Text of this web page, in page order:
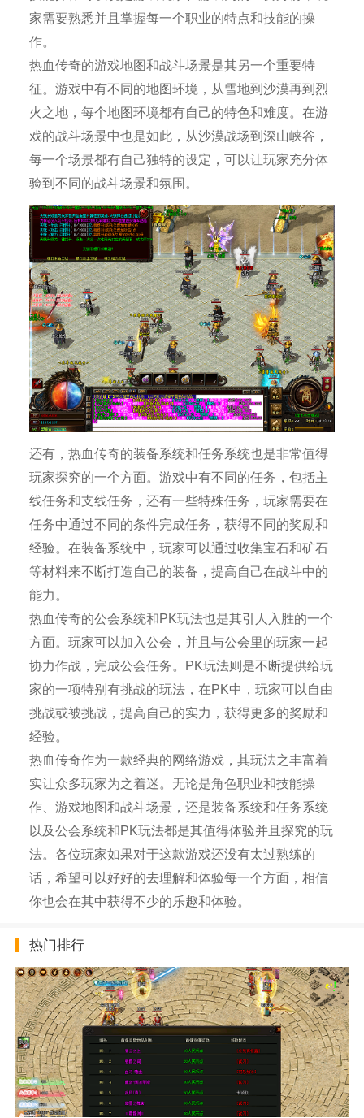
家需要熟悉并且掌握每一个职业的特点和技能的操
作。
热血传奇的游戏地图和战斗场景是其另一个重要特
征。游戏中有不同的地图环境，从雪地到沙漠再到烈
火之地，每个地图环境都有自己的特色和难度。在游
戏的战斗场景中也是如此，从沙漠战场到深山峡谷，
每一个场景都有自己独特的设定，可以让玩家充分体
验到不同的战斗场景和氛围。
还有，热血传奇的装备系统和任务系统也是非常值得
玩家探究的一个方面。游戏中有不同的任务，包括主
线任务和支线任务，还有一些特殊任务，玩家需要在
任务中通过不同的条件完成任务，获得不同的奖励和
经验。在装备系统中，玩家可以通过收集宝石和矿石
等材料来不断打造自己的装备，提高自己在战斗中的
能力。
热血传奇的公会系统和PK玩法也是其引人入胜的一个
方面。玩家可以加入公会，并且与公会里的玩家一起
协力作战，完成公会任务。PK玩法则是不断提供给玩
家的一项特别有挑战的玩法，在PK中，玩家可以自由
挑战或被挑战，提高自己的实力，获得更多的奖励和
经验。
热血传奇作为一款经典的网络游戏，其玩法之丰富着
实让众多玩家为之着迷。无论是角色职业和技能操
作、游戏地图和战斗场景，还是装备系统和任务系统
以及公会系统和PK玩法都是其值得体验并且探究的玩
法。各位玩家如果对于这款游戏还没有太过熟练的
话，希望可以好好的去理解和体验每一个方面，相信
你也会在其中获得不少的乐趣和体验。
热门排行